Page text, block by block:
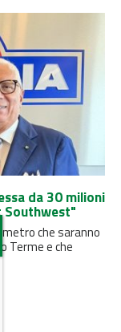
da 30 milioni
Southwest"
che saranno
Terme e che